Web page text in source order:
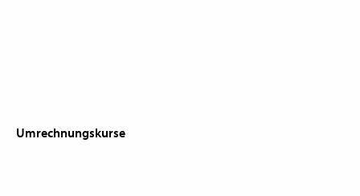
Umrechnungskurse